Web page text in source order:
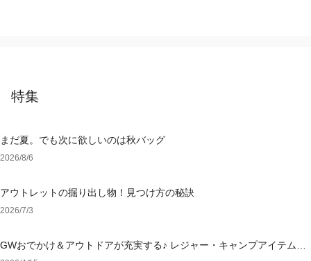
特集
まだ夏。でも次に欲しいのは秋バッグ
2026/8/6
アウトレットの掘り出し物！見つけ方の秘訣
2026/7/3
GWおでかけ＆アウトドアが充実する♪ レジャー・キャンプアイテム特